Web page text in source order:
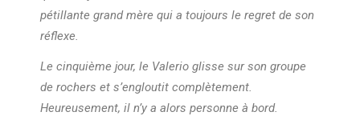
pétillante grand mère qui a toujours le regret de son
réflexe.
Le cinquième jour, le Valerio glisse sur son groupe
de rochers et s’engloutit complètement.
Heureusement, il n’y a alors personne à bord.